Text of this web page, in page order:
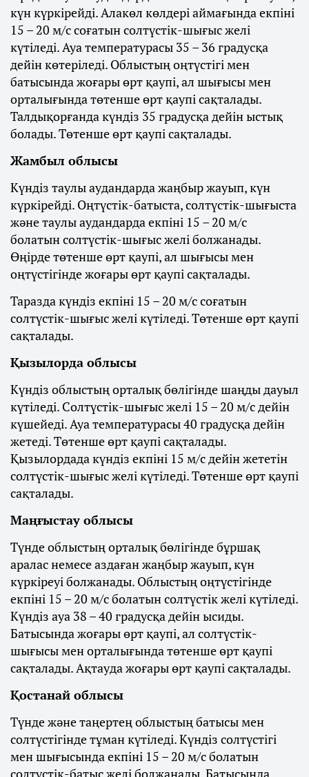
күн күркірейді. Алакөл көлдері аймағында екпіні
15 – 20 м/с соғатын солтүстік-шығыс желі
күтіледі. Ауа температурасы 35 – 36 градусқа
дейін көтеріледі. Облыстың оңтүстігі мен
батысында жоғары өрт қаупі, ал шығысы мен
орталығында төтенше өрт қаупі сақталады.
Талдықорғанда күндіз 35 градусқа дейін ыстық
болады. Төтенше өрт қаупі сақталады.
Жамбыл облысы
Күндіз таулы аудандарда жаңбыр жауып, күн
күркірейді. Оңтүстік-батыста, солтүстік-шығыста
және таулы аудандарда екпіні 15 – 20 м/с
болатын солтүстік-шығыс желі болжанады.
Өңірде төтенше өрт қаупі, ал шығысы мен
оңтүстігінде жоғары өрт қаупі сақталады.
Таразда күндіз екпіні 15 – 20 м/с соғатын
солтүстік-шығыс желі күтіледі. Төтенше өрт қаупі
сақталады.
Қызылорда облысы
Күндіз облыстың орталық бөлігінде шаңды дауыл
күтіледі. Солтүстік-шығыс желі 15 – 20 м/с дейін
күшейеді. Ауа температурасы 40 градусқа дейін
жетеді. Төтенше өрт қаупі сақталады.
Қызылордада күндіз екпіні 15 м/с дейін жететін
солтүстік-шығыс желі күтіледі. Төтенше өрт қаупі
сақталады.
Маңғыстау облысы
Түнде облыстың орталық бөлігінде бұршақ
аралас немесе аздаған жаңбыр жауып, күн
күркіреуі болжанады. Облыстың оңтүстігінде
екпіні 15 – 20 м/с болатын солтүстік желі күтіледі.
Күндіз ауа 38 – 40 градусқа дейін ысиды.
Батысында жоғары өрт қаупі, ал солтүстік-
шығысы мен орталығында төтенше өрт қаупі
сақталады. Ақтауда жоғары өрт қаупі сақталады.
Қостанай облысы
Түнде және таңертең облыстың батысы мен
солтүстігінде тұман күтіледі. Күндіз солтүстігі
мен шығысында екпіні 15 – 20 м/с болатын
солтүстік-батыс желі болжанады. Батысында,